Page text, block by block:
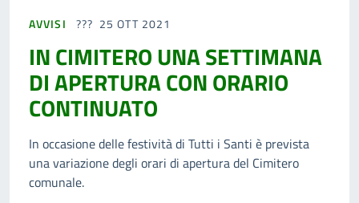
AVVISI 25 OTT 2021
IN CIMITERO UNA SETTIMANA
DI APERTURA CON ORARIO
CONTINUATO
In occasione delle festività di Tutti i Santi è prevista
una variazione degli orari di apertura del Cimitero
comunale.